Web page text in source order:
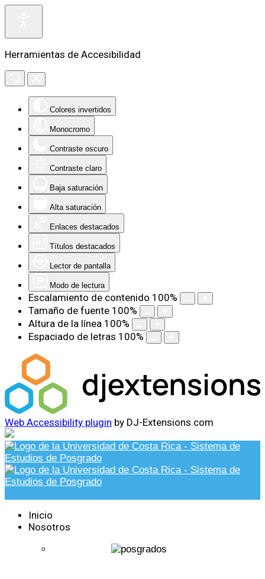
Herramientas de Accesibilidad
Colores invertidos
Monocromo
Contraste oscuro
Contraste claro
Baja saturación
Alta saturación
Enlaces destacados
Títulos destacados
Lector de pantalla
Modo de lectura
Escalamiento de contenido 100%
Tamaño de fuente 100%
Altura de la línea 100%
Espaciado de letras 100%
Web Accessibility plugin by DJ-Extensions.com
Inicio
Nosotros